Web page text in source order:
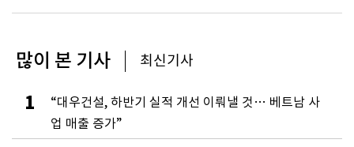
많이 본 기사 최신기사
1
“대우건설, 하반기 실적 개선 이뤄낼 것… 베트남 사
업 매출 증가”